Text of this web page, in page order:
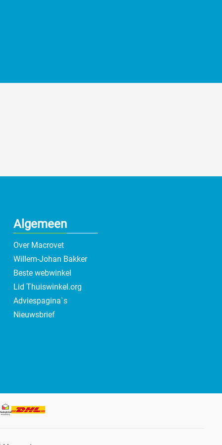
Algemeen
Over Macrovet
Willem-Johan Bakker
Beste webwinkel
Lid Thuiswinkel.org
Adviespagina`s
Nieuwsbrief